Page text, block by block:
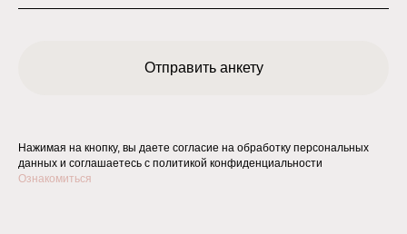
Отправить анкету
Нажимая на кнопку, вы даете согласие на обработку персональных
данных и соглашаетесь c политикой конфиденциальности
Ознакомиться